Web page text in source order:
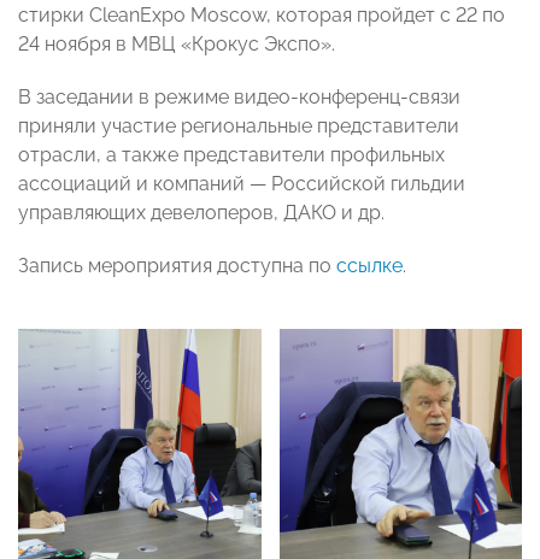
стирки CleanExpo Moscow, которая пройдет с 22 по
24 ноября в МВЦ «Крокус Экспо».
В заседании в режиме видео-конференц-связи
приняли участие региональные представители
отрасли, а также представители профильных
ассоциаций и компаний — Российской гильдии
управляющих девелоперов, ДАКО и др.
Запись мероприятия доступна по ссылке.